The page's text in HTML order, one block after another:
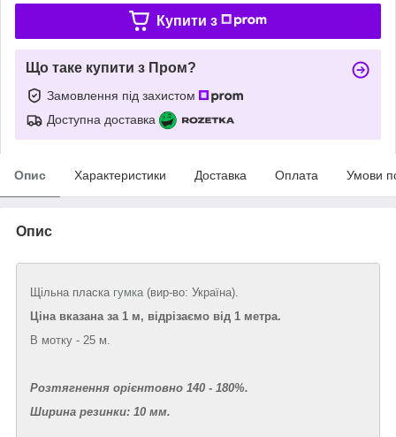
Купити з
Що таке купити з Пром?
Замовлення під захистом
Доступна доставка
Опис Характеристики Доставка Оплата Умови
Опис
Щільна пласка гумка (вир-во: Україна).
Ціна вказана за 1 м, відрізаємо від 1 метра.
В мотку - 25 м.
Розтягнення орієнтовно 140 - 180%.
Ширина резинки: 10 мм.